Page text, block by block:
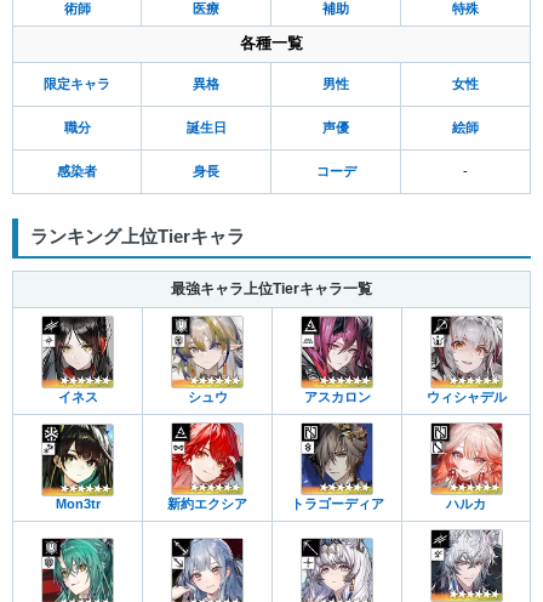
術師 医療 補助 特殊
各種一覧
限定キャラ 異格 男性 女性
職分 誕生日 声優 絵師
感染者 身長 コーデ -
ランキング上位Tierキャラ
最強キャラ上位Tierキャラ一覧
イネス シュウ アスカロン ウィシャデル
Mon3tr 新約エクシア トラゴーディア ハルカ